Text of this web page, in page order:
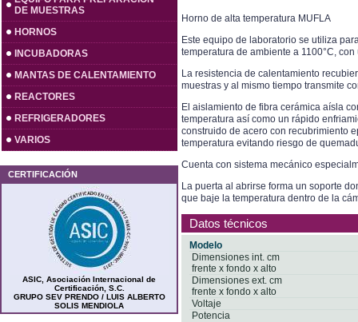
DE MUESTRAS
HORNOS
INCUBADORAS
MANTAS DE CALENTAMIENTO
REACTORES
REFRIGERADORES
VARIOS
CERTIFICACIÓN
ASIC, Asociación Internacional de
Certificación, S.C.
GRUPO SEV PRENDO / LUIS ALBERTO
SOLIS MENDIOLA
Horno de alta temperatura MUFLA
Este equipo de laboratorio se utiliza
temperatura de ambiente a 1100°C,
La resistencia de calentamiento
muestras y al mismo tiempo transmite
El aislamiento de fibra cerámica aísla
temperatura así como un rápido
construido de acero con recubrimiento
temperatura evitando riesgo de
Cuenta con sistema mecánico
La puerta al abrirse forma un soporte
que baje la temperatura dentro de la
Datos técnicos
Modelo
Dimensiones int. cm
frente x fondo x alto
Dimensiones ext. cm
frente x fondo x alto
Voltaje
Potencia